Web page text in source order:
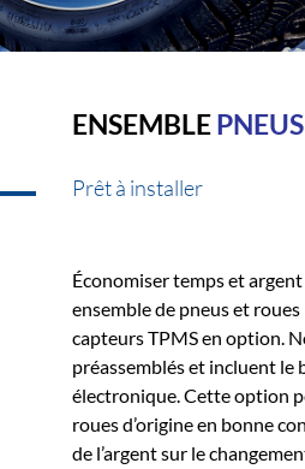
ENSEMBLE
Prêt à installer
Économiser temps et
ensemble de pneus et
capteurs TPMS en option.
préassemblés et incluent le
électronique. Cette option
roues d’origine en bonne
de l’argent sur le